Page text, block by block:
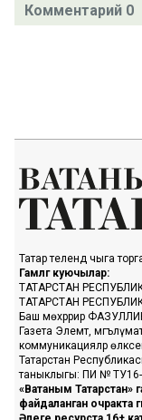
Комментарий 0
Татар телендә чыга
Гамәлгә куючылар:
ТАТАРСТАН
ТАТАРСТАН
Баш мөхәррир
Газета Элемтә,
коммуникацияләр
Татарстан Республикасы
таныклыгы: ПИ № ТУ16-
«Ватаным Татарстан»
файдаланган очракта